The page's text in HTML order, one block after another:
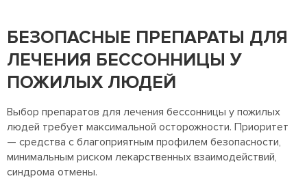
БЕЗОПАСНЫЕ ПРЕПАРАТЫ ДЛЯ
ЛЕЧЕНИЯ БЕССОННИЦЫ У
ПОЖИЛЫХ ЛЮДЕЙ
Выбор препаратов для лечения бессонницы у пожилых
людей требует максимальной осторожности. Приоритет
— средства с благоприятным профилем безопасности,
минимальным риском лекарственных взаимодействий,
синдрома отмены.